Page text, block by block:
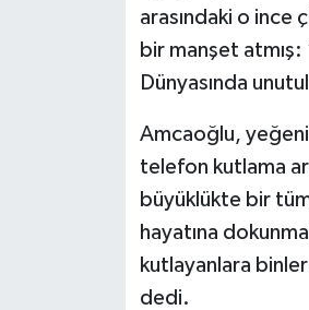
arasındaki o ince
bir manşet atmış:
Dünyasında
Amcaoğlu,
telefon kutlama
büyüklükte bir
hayatına
kutlayanlara
dedi.